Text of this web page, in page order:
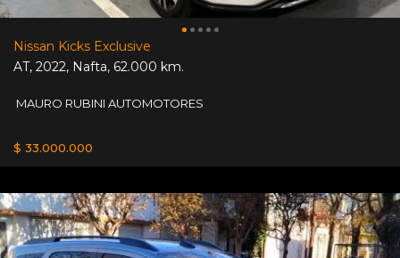
Nissan Kicks Exclusive
AT, 2022, Nafta, 62.000 km.
MAURO RUBINI AUTOMOTORES
$ 33.000.000